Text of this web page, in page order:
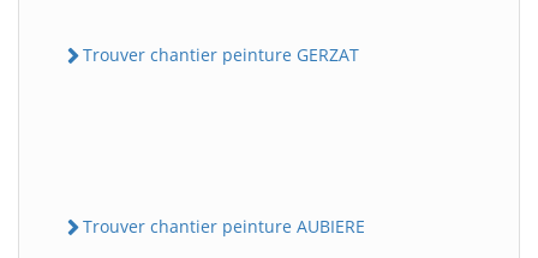
Trouver chantier peinture GERZAT
Trouver chantier peinture AUBIERE